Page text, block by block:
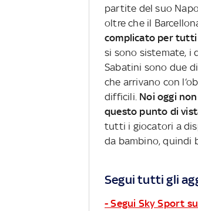
partite del suo
oltre che il
complicato per
si sono sistemate, i
Sabatini sono due
che arrivano con
difficili. Noi oggi
questo punto di
tutti i giocatori a
da bambino, quindi
Segui tutti gli
- Segui Sky Sport